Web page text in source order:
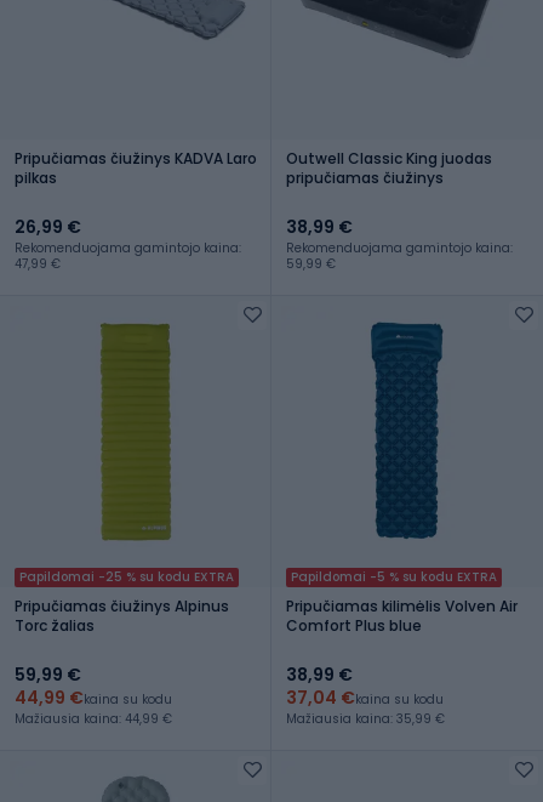
Pripučiamas čiužinys KADVA Laro
pilkas
26,99 €
Rekomenduojama gamintojo kaina:
47,99 €
Outwell Classic King juodas
pripučiamas čiužinys
38,99 €
Rekomenduojama gamintojo kaina:
59,99 €
Papildomai -25 % su kodu EXTRA
Pripučiamas čiužinys Alpinus
Torc žalias
59,99 €
44,99 €kaina su kodu
Mažiausia kaina: 44,99 €
Papildomai -5 % su kodu EXTRA
Pripučiamas kilimėlis Volven Air
Comfort Plus blue
38,99 €
37,04 €kaina su kodu
Mažiausia kaina: 35,99 €